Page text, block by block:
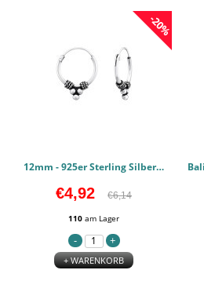
-20%
12mm - 925er Sterling Silber Bali Hoops PCJW39971
€4,92 €6,14
110 am Lager
+ WARENKORB